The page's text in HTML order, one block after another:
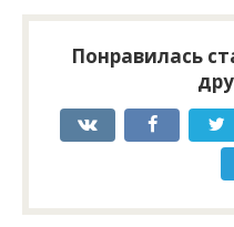
Понравилась